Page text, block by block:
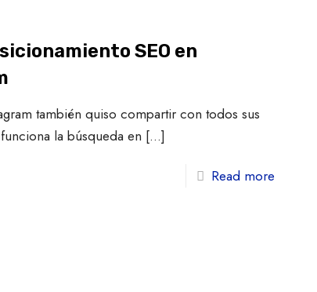
SEO en
también quiso compartir con todos sus
la búsqueda en […]
Read more